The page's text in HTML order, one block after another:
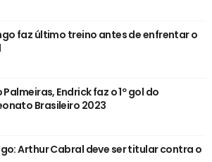
faz último treino antes de enfrentar o
Endrick faz o 1º gol do
Brasileiro 2023
Arthur Cabral deve ser titular contra o